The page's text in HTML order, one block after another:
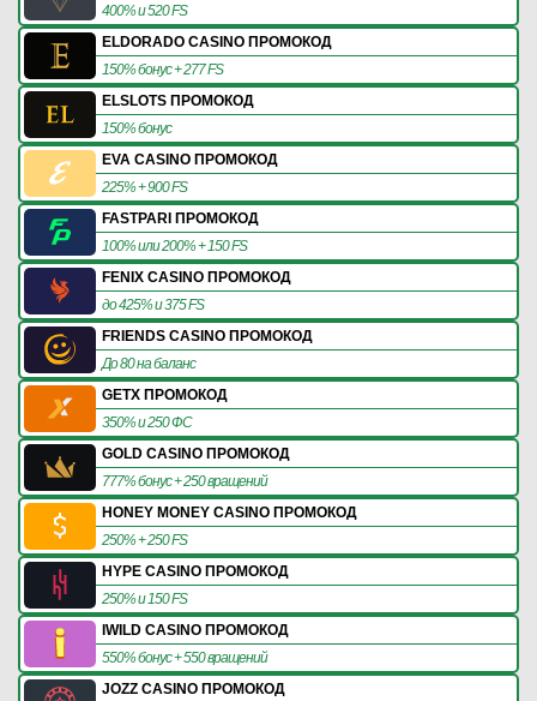
400% и 520 FS
ELDORADO CASINO ПРОМОКОД
150% бонус + 277 FS
ELSLOTS ПРОМОКОД
150% бонус
EVA CASINO ПРОМОКОД
225% + 900 FS
FASTPARI ПРОМОКОД
100% или 200% + 150 FS
FENIX CASINO ПРОМОКОД
до 425% и 375 FS
FRIENDS CASINO ПРОМОКОД
До 80 на баланс
GETX ПРОМОКОД
350% и 250 ФС
GOLD CASINO ПРОМОКОД
777% бонус + 250 вращений
HONEY MONEY CASINO ПРОМОКОД
250% + 250 FS
HYPE CASINO ПРОМОКОД
250% и 150 FS
IWILD CASINO ПРОМОКОД
550% бонус + 550 вращений
JOZZ CASINO ПРОМОКОД